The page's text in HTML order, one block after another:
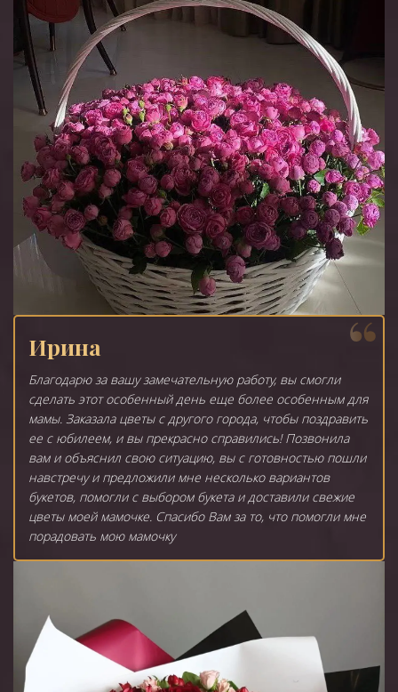
Ирина
Благодарю за вашу замечательную работу, вы смогли
сделать этот особенный день еще более особенным для
мамы. Заказала цветы с другого города, чтобы поздравить
ее с юбилеем, и вы прекрасно справились! Позвонила
вам и объяснил свою ситуацию, вы с готовностью пошли
навстречу и предложили мне несколько вариантов
букетов, помогли с выбором букета и доставили свежие
цветы моей мамочке. Спасибо Вам за то, что помогли мне
порадовать мою мамочку